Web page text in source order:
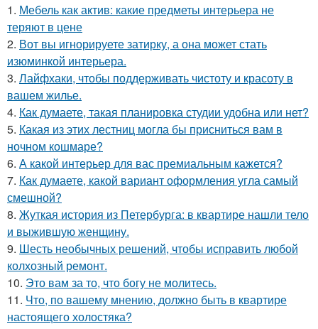
1. Мебель как актив: какие предметы интерьера не
теряют в цене
2. Вот вы игнорируете затирку, а она может стать
изюминкой интерьера.
3. Лайфхаки, чтобы поддерживать чистоту и красоту в
вашем жилье.
4. Как думаете, такая планировка студии удобна или нет?
5. Какая из этих лестниц могла бы присниться вам в
ночном кошмаре?
6. А какой интерьер для вас премиальным кажется?
7. Как думаете, какой вариант оформления угла самый
смешной?
8. Жуткая история из Петербурга: в квартире нашли тело
и выжившую женщину.
9. Шесть необычных решений, чтобы исправить любой
колхозный ремонт.
10. Это вам за то, что богу не молитесь.
11. Что, по вашему мнению, должно быть в квартире
настоящего холостяка?